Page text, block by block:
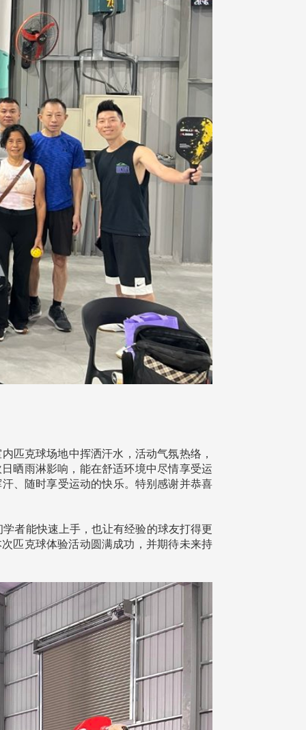
匹克球场地中挥洒汗水，活动气氛热络，
晒雨淋影响，能在舒适环境中尽情享受运
、随时享受运动的快乐。特别感谢并恭喜
者能快速上手，也让有经验的球友打得更
匹克球体验活动圆满成功，并期待未来持